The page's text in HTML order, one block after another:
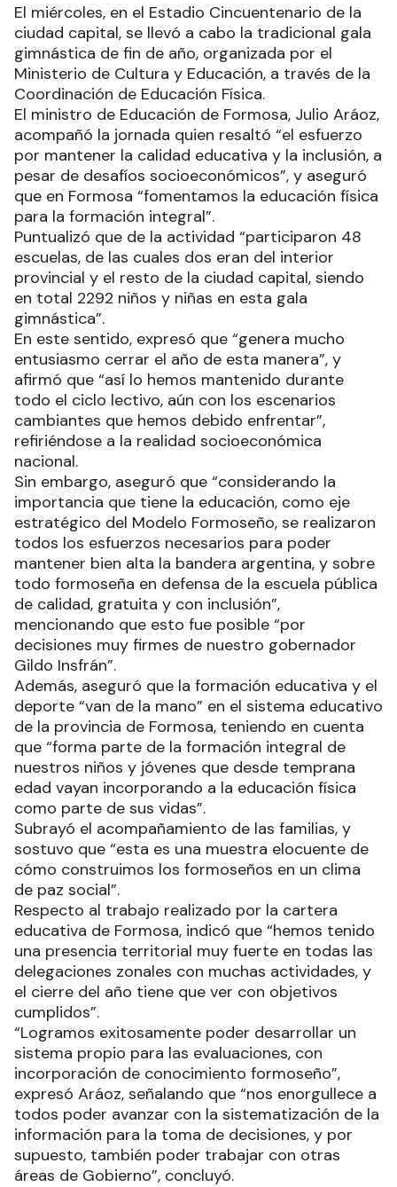
El miércoles, en el Estadio Cincuentenario de la
ciudad capital, se llevó a cabo la tradicional gala
gimnástica de fin de año, organizada por el
Ministerio de Cultura y Educación, a través de la
Coordinación de Educación Física.
El ministro de Educación de Formosa, Julio Aráoz,
acompañó la jornada quien resaltó “el esfuerzo
por mantener la calidad educativa y la inclusión, a
pesar de desafíos socioeconómicos”, y aseguró
que en Formosa “fomentamos la educación física
para la formación integral”.
Puntualizó que de la actividad “participaron 48
escuelas, de las cuales dos eran del interior
provincial y el resto de la ciudad capital, siendo
en total 2292 niños y niñas en esta gala
gimnástica”.
En este sentido, expresó que “genera mucho
entusiasmo cerrar el año de esta manera”, y
afirmó que “así lo hemos mantenido durante
todo el ciclo lectivo, aún con los escenarios
cambiantes que hemos debido enfrentar”,
refiriéndose a la realidad socioeconómica
nacional.
Sin embargo, aseguró que “considerando la
importancia que tiene la educación, como eje
estratégico del Modelo Formoseño, se realizaron
todos los esfuerzos necesarios para poder
mantener bien alta la bandera argentina, y sobre
todo formoseña en defensa de la escuela pública
de calidad, gratuita y con inclusión”,
mencionando que esto fue posible “por
decisiones muy firmes de nuestro gobernador
Gildo Insfrán”.
Además, aseguró que la formación educativa y el
deporte “van de la mano” en el sistema educativo
de la provincia de Formosa, teniendo en cuenta
que “forma parte de la formación integral de
nuestros niños y jóvenes que desde temprana
edad vayan incorporando a la educación física
como parte de sus vidas”.
Subrayó el acompañamiento de las familias, y
sostuvo que “esta es una muestra elocuente de
cómo construimos los formoseños en un clima
de paz social”.
Respecto al trabajo realizado por la cartera
educativa de Formosa, indicó que “hemos tenido
una presencia territorial muy fuerte en todas las
delegaciones zonales con muchas actividades, y
el cierre del año tiene que ver con objetivos
cumplidos”.
“Logramos exitosamente poder desarrollar un
sistema propio para las evaluaciones, con
incorporación de conocimiento formoseño”,
expresó Aráoz, señalando que “nos enorgullece a
todos poder avanzar con la sistematización de la
información para la toma de decisiones, y por
supuesto, también poder trabajar con otras
áreas de Gobierno”, concluyó.